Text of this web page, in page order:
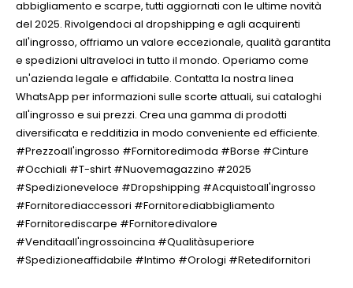
abbigliamento e scarpe, tutti aggiornati con le ultime novità
del 2025. Rivolgendoci al dropshipping e agli acquirenti
all'ingrosso, offriamo un valore eccezionale, qualità garantita
e spedizioni ultraveloci in tutto il mondo. Operiamo come
un'azienda legale e affidabile. Contatta la nostra linea
WhatsApp per informazioni sulle scorte attuali, sui cataloghi
all'ingrosso e sui prezzi. Crea una gamma di prodotti
diversificata e redditizia in modo conveniente ed efficiente.
#Prezzoall'ingrosso #Fornitoredimoda #Borse #Cinture
#Occhiali #T-shirt #Nuovemagazzino #2025
#Spedizioneveloce #Dropshipping #Acquistoall'ingrosso
#Fornitorediaccessori #Fornitorediabbigliamento
#Fornitorediscarpe #Fornitoredivalore
#Venditaall'ingrossoincina #Qualitàsuperiore
#Spedizioneaffidabile #Intimo #Orologi #Retedifornitori